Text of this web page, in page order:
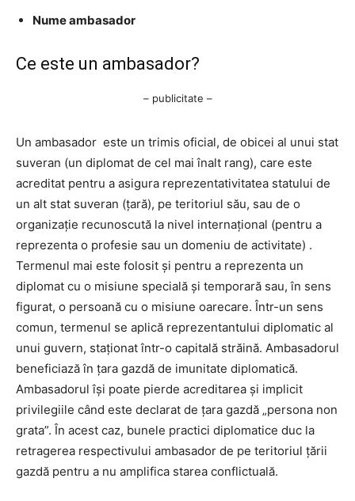
Nume ambasador
Ce este un ambasador?
– publicitate –
Un ambasador este un trimis oficial, de obicei al unui stat
suveran (un diplomat de cel mai înalt rang), care este
acreditat pentru a asigura reprezentativitatea statului de
un alt stat suveran (țară), pe teritoriul său, sau de o
organizație recunoscută la nivel internațional (pentru a
reprezenta o profesie sau un domeniu de activitate) .
Termenul mai este folosit și pentru a reprezenta un
diplomat cu o misiune specială și temporară sau, în sens
figurat, o persoană cu o misiune oarecare. Într-un sens
comun, termenul se aplică reprezentantului diplomatic al
unui guvern, staționat într-o capitală străină. Ambasadorul
beneficiază în țara gazdă de imunitate diplomatică.
Ambasadorul își poate pierde acreditarea și implicit
privilegiile când este declarat de țara gazdă „persona non
grata”. În acest caz, bunele practici diplomatice duc la
retragerea respectivului ambasador de pe teritoriul țării
gazdă pentru a nu amplifica starea conflictuală.